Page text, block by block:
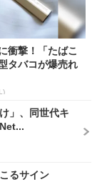
衝撃！「たばこ
タバコが爆売れ
」、同世代キ
るサイン